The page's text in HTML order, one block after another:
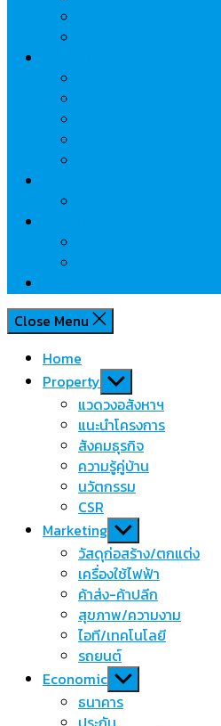
Close Menu
Home
Property Show
sub
menu
แวดวงอสังหาฯ
แนะนำโครงการ
สังคมธุรกิจ
ความรู้คู่บ้าน
นวัตกรรม
CSR
Marketing Show
sub
menu
วัสดุก่อสร้าง/ตกแต่ง
เครื่องใช้ไฟฟ้า
ค้าส่ง-ค้าปลีก
สุขภาพ/ความงาม
ไอที/เทคโนโลยี
รถยนต์
Economic Show
sub
menu
ธนาคาร